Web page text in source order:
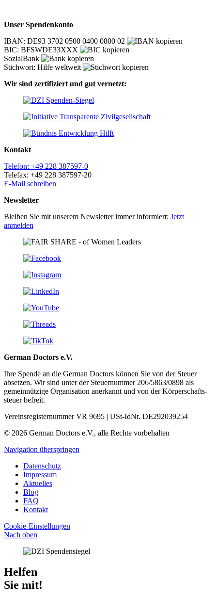
Unser Spendenkonto
IBAN: DE93 3702 0500 0400 0800 02
BIC: BFSWDE33XXX
SozialBank
Stichwort: Hilfe weltweit
Wir sind zertifiziert und gut vernetzt:
Kontakt
Telefon: +49 228 387597-0
Telefax: +49 228 387597-20
E-Mail schreiben
Newsletter
Bleiben Sie mit unserem Newsletter immer informiert: Jetzt
anmelden
German Doctors e.V.
Ihre Spende an die German Doctors können Sie von der Steuer
absetzen. Wir sind unter der Steuer­nummer 206/5863/0898 als
gemein­nützige Organisation aner­kannt und von der Körper­schafts­
steuer befreit.
Vereinsregisternummer VR 9695 | USt-IdNr. DE292039254
© 2026 German Doctors e.V., alle Rechte vorbehalten
Navigation überspringen
Datenschutz
Impressum
Aktuelles
Blog
FAQ
Kontakt
Cookie-Einstellungen
Nach oben
Helfen
Sie mit!